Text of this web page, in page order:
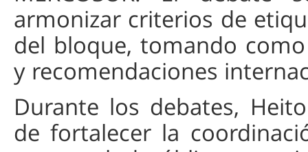
armonizar criterios de
del bloque, tomando
y recomendaciones
Durante los debates,
de fortalecer la